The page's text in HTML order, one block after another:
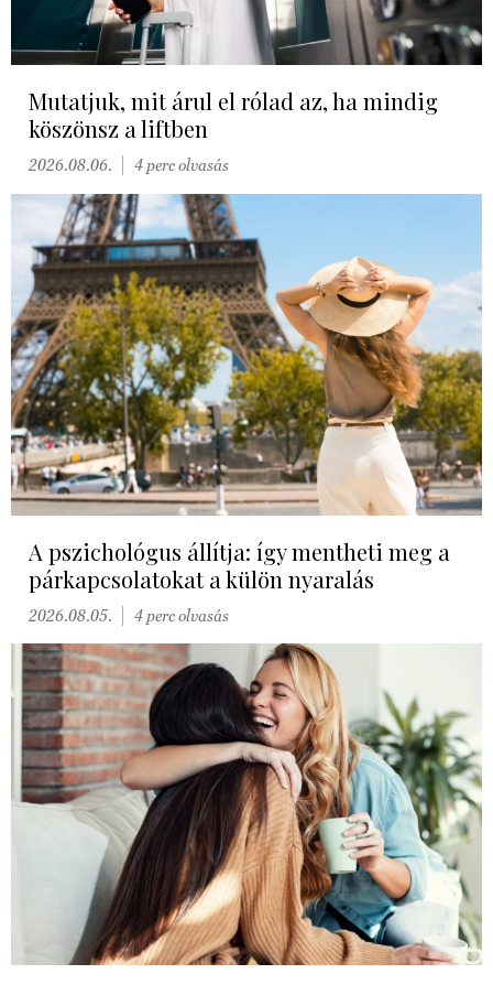
Mutatjuk, mit árul el rólad az, ha mindig
köszönsz a liftben
2026.08.06. 4 perc olvasás
A pszichológus állítja: így mentheti meg a
párkapcsolatokat a külön nyaralás
2026.08.05. 4 perc olvasás